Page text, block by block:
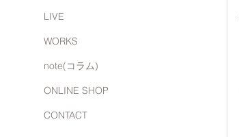
LIVE
WORKS
note(コラム)
ONLINE SHOP
CONTACT